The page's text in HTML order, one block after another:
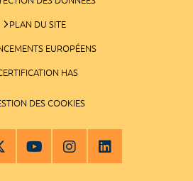
PLAN DU SITE
EUROPÉENS
HAS
DES COOKIES